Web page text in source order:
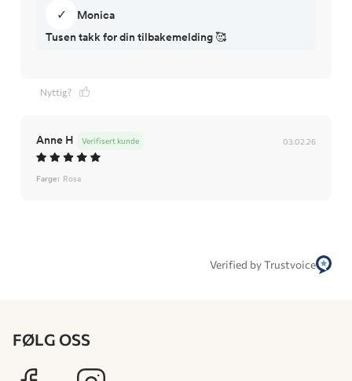
✓
Monica
Tusen takk for din tilbakemelding 🥰
Nyttig?
Anne H 03.02.26
Verifisert kunde
Farge: Rosa
Verified by Trustvoice
FØLG OSS